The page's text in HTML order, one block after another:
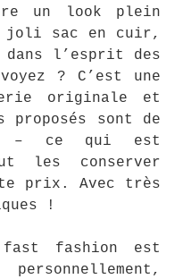
un look plein
joli sac en cuir,
l’esprit des
? C’est une
originale et
sont de
– ce qui est
les conserver
prix. Avec très
!
fashion est